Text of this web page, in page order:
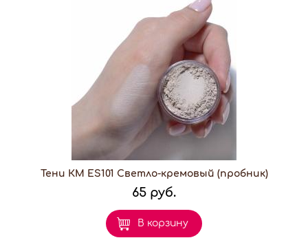
Тени КМ ES101 Светло-кремовый (пробник)
65 руб.
В корзину